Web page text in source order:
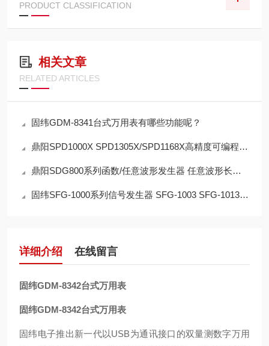
PRODUCT CLASSIFICATION
相关文章
RELATED ARTICLES
固纬GDM-8341台式万用表有哪些功能呢？
鼎阳SPD1000X SPD1305X/SPD1168X高精度可编程直流电源 低噪声 快速瞬态响应
鼎阳SDG800系列函数/任意波形发生器 任意波形长度16 kpts
固纬SFG-1000系列信号发生器 SFG-1003 SFG-1013 信号源发生器
详细介绍 在线留言
固纬GDM-8342台式万用表
固纬GDM-8342台式万用表
固纬电子推出新一代以USB为通讯接口的双量测数字万用